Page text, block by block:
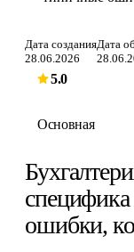
Дата создания
28.06.2026
Дата
5.0
Основная
ошибки,